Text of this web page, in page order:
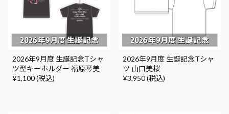
2026年9月度 生誕記念Tシャ
ツ型キーホルダー 福原琴美
¥1,100 (税込)
2026年9月度 生誕記念Tシャ
ツ 山口美桜
¥3,950 (税込)